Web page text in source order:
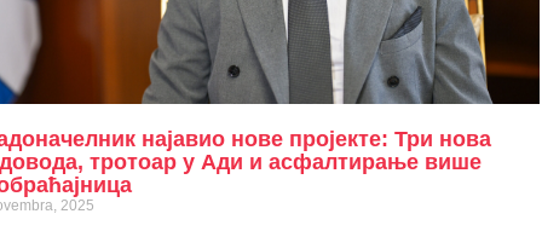
најавио нове пројекте: Три нова
тротоар у Ади и асфалтирање више
2025